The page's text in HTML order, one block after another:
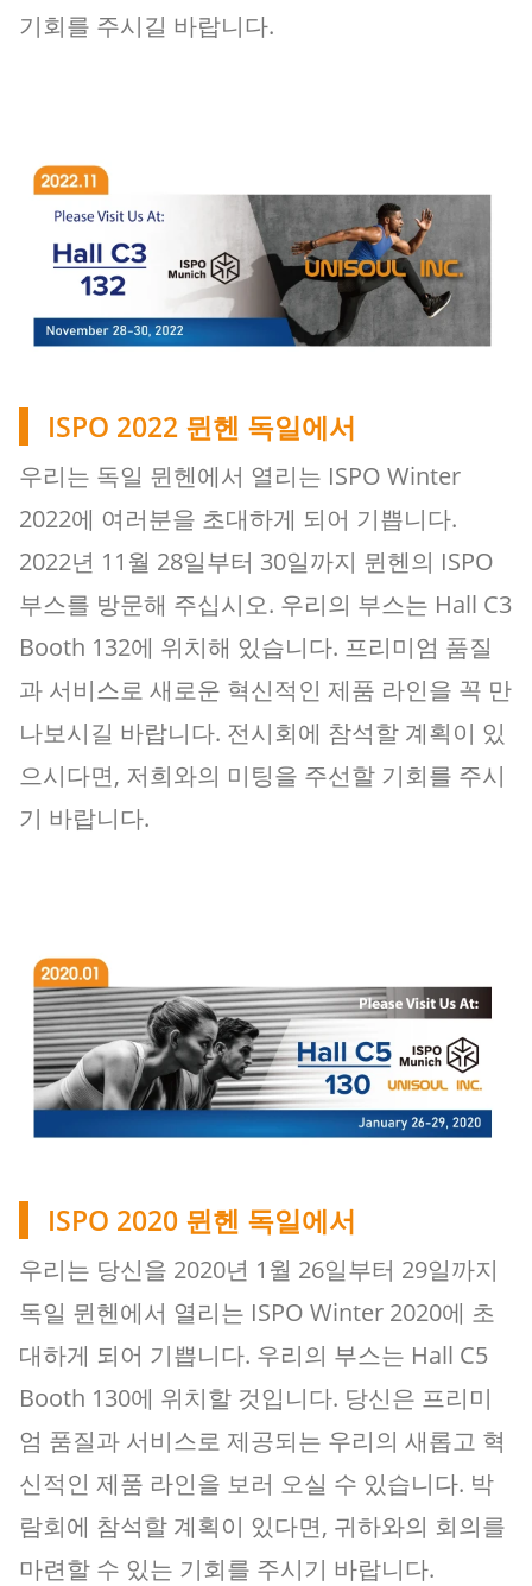
기회를 주시길 바랍니다.
ISPO 2022 뮌헨 독일에서
우리는 독일 뮌헨에서 열리는 ISPO Winter
2022에 여러분을 초대하게 되어 기쁩니다.
2022년 11월 28일부터 30일까지 뮌헨의 ISPO
부스를 방문해 주십시오. 우리의 부스는 Hall C3
Booth 132에 위치해 있습니다. 프리미엄 품질
과 서비스로 새로운 혁신적인 제품 라인을 꼭 만
나보시길 바랍니다. 전시회에 참석할 계획이 있
으시다면, 저희와의 미팅을 주선할 기회를 주시
기 바랍니다.
ISPO 2020 뮌헨 독일에서
우리는 당신을 2020년 1월 26일부터 29일까지
독일 뮌헨에서 열리는 ISPO Winter 2020에 초
대하게 되어 기쁩니다. 우리의 부스는 Hall C5
Booth 130에 위치할 것입니다. 당신은 프리미
엄 품질과 서비스로 제공되는 우리의 새롭고 혁
신적인 제품 라인을 보러 오실 수 있습니다. 박
람회에 참석할 계획이 있다면, 귀하와의 회의를
마련할 수 있는 기회를 주시기 바랍니다.